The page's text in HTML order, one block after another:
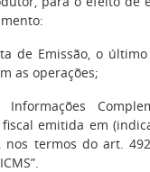
de Emissão, o
as operações;
fiscal emitida em
nos termos do art.